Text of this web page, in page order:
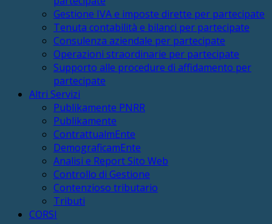
Gestione IVA e imposte dirette per partecipate
Tenuta contabilità e bilanci per partecipate
Consulenza aziendale per partecipate
Operazioni straordinarie per partecipate
Supporto alle procedure di affidamento per
partecipate
Altri Servizi
Publikamente PNRR
Publikamente
ContrattualmEnte
DemograficamEnte
Analisi e Report Sito Web
Controllo di Gestione
Contenzioso tributario
Tributi
CORSI